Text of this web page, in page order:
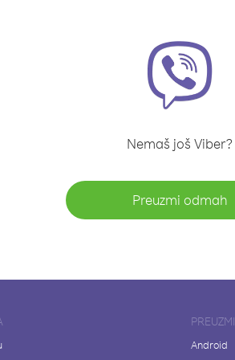
Nemaš još Viber?
Preuzmi odmah
PREUZMI
Android